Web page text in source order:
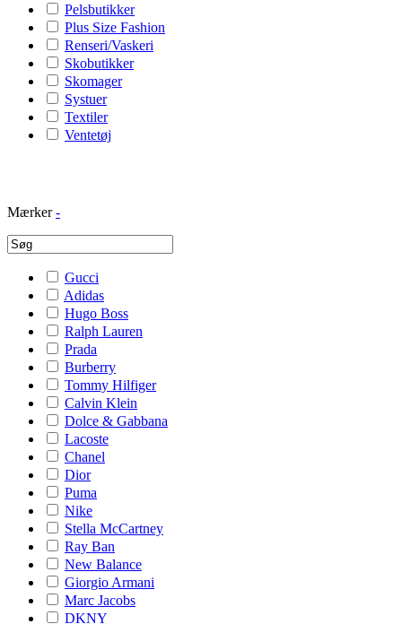
Pelsbutikker
Plus Size Fashion
Renseri/Vaskeri
Skobutikker
Skomager
Systuer
Textiler
Ventetøj
Mærker -
Gucci
Adidas
Hugo Boss
Ralph Lauren
Prada
Burberry
Tommy Hilfiger
Calvin Klein
Dolce & Gabbana
Lacoste
Chanel
Dior
Puma
Nike
Stella McCartney
Ray Ban
New Balance
Giorgio Armani
Marc Jacobs
DKNY